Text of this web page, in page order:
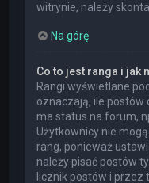
witrynie, należy
Na górę
Co to jest ranga i jak
Rangi wyświetlane
oznaczają, ile postów
ma status na forum,
Użytkownicy nie
rang, ponieważ
należy pisać postów
licznik postów i przez